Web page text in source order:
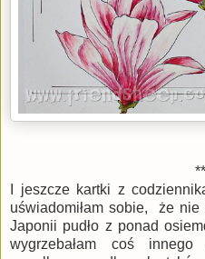
I jeszcze kartki z
uświadomiłam sobie, że nie
Japonii pudło z ponad
wygrzebałam coś